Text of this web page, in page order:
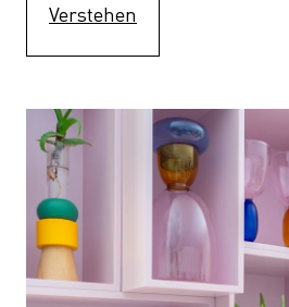
Verstehen